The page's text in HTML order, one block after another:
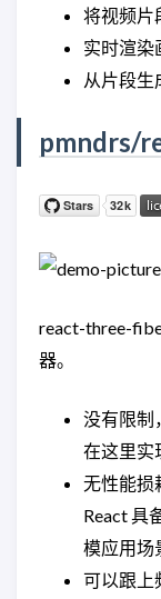
将视频片
实时渲染
从片段生
pmndrs/
react-three-
器。
没有限制
在这里实
无性能损
React 具
模应用场
可以跟上